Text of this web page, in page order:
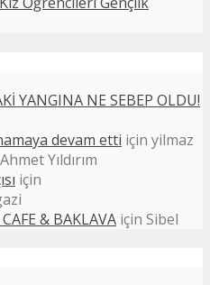
YANGINA NE SEBEP OLDU!
devam etti için yilmaz
Ahmet Yıldırım
için
& BAKLAVA için Sibel